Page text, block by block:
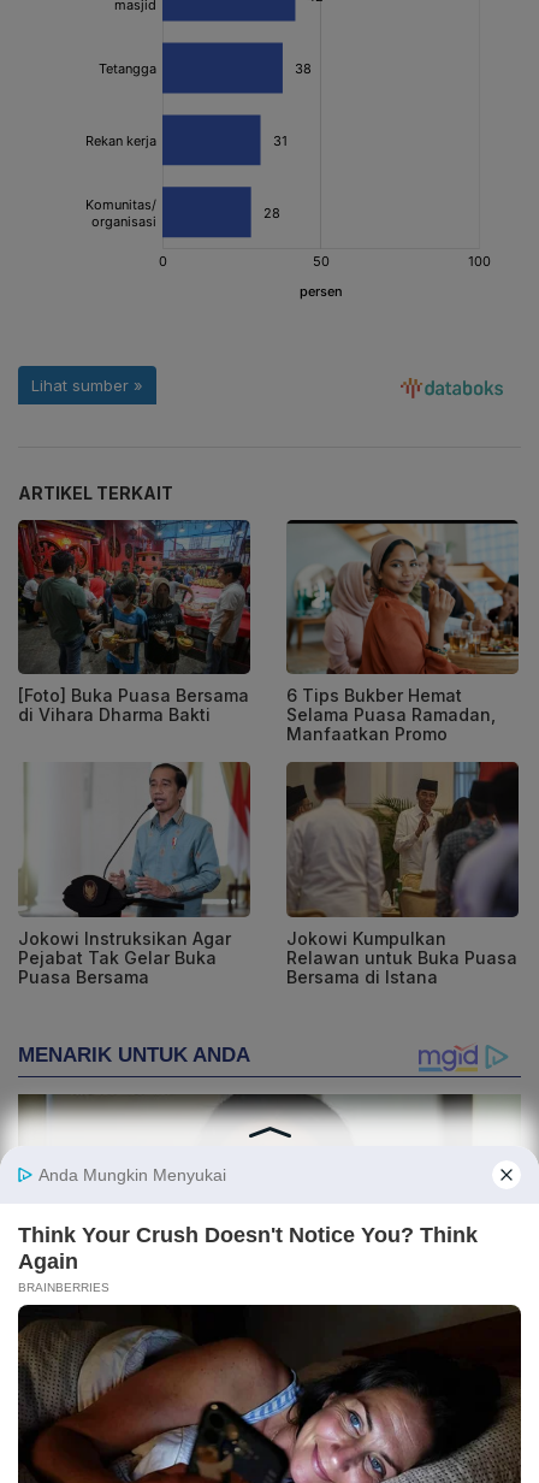
ARTIKEL TERKAIT
[Foto] Buka Puasa Bersama
di Vihara Dharma Bakti
6 Tips Bukber Hemat
Selama Puasa Ramadan,
Manfaatkan Promo
Jokowi Instruksikan Agar
Pejabat Tak Gelar Buka
Puasa Bersama
Jokowi Kumpulkan
Relawan untuk Buka Puasa
Bersama di Istana